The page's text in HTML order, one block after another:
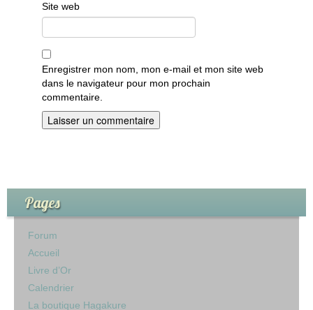
Site web
Enregistrer mon nom, mon e-mail et mon site web
dans le navigateur pour mon prochain
commentaire.
Pages
Forum
Accueil
Livre d’Or
Calendrier
La boutique Hagakure